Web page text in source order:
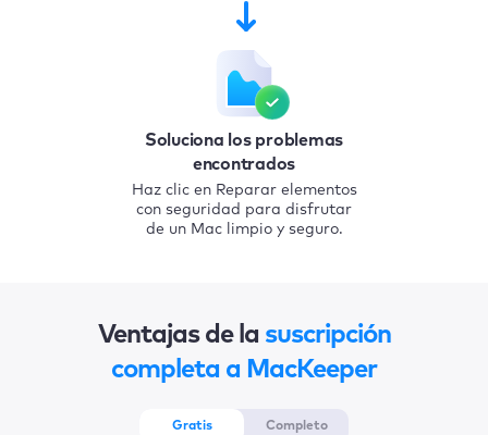
Soluciona los problemas
encontrados
Haz clic en Reparar elementos
con seguridad para disfrutar
de un Mac limpio y seguro.
Ventajas de la suscripción
completa a MacKeeper
Gratis Completo